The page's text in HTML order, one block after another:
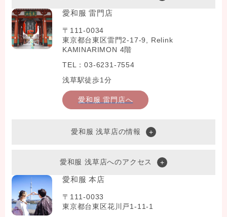
愛和服 雷門店
〒111-0034
東京都台東区雷門2-17-9, Relink
KAMINARIMON 4階
TEL：03-6231-7554
浅草駅徒歩1分
愛和服 雷門店へ
愛和服 浅草店の情報
愛和服 浅草店へのアクセス
愛和服 本店
〒111-0033
東京都台東区花川戸1-11-1